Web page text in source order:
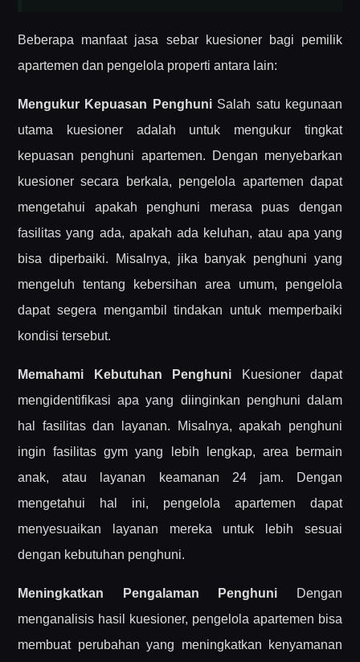
Beberapa manfaat jasa sebar kuesioner bagi pemilik
apartemen dan pengelola properti antara lain:
Mengukur Kepuasan PenghuniSalah satu kegunaan
utama kuesioner adalah untuk mengukur tingkat
kepuasan penghuni apartemen. Dengan menyebarkan
kuesioner secara berkala, pengelola apartemen dapat
mengetahui apakah penghuni merasa puas dengan
fasilitas yang ada, apakah ada keluhan, atau apa yang
bisa diperbaiki. Misalnya, jika banyak penghuni yang
mengeluh tentang kebersihan area umum, pengelola
dapat segera mengambil tindakan untuk memperbaiki
kondisi tersebut.
Memahami Kebutuhan Penghuni Kuesioner dapat
mengidentifikasi apa yang diinginkan penghuni dalam
hal fasilitas dan layanan. Misalnya, apakah penghuni
ingin fasilitas gym yang lebih lengkap, area bermain
anak, atau layanan keamanan 24 jam. Dengan
mengetahui hal ini, pengelola apartemen dapat
menyesuaikan layanan mereka untuk lebih sesuai
dengan kebutuhan penghuni.
Meningkatkan Pengalaman Penghuni Dengan
menganalisis hasil kuesioner, pengelola apartemen bisa
membuat perubahan yang meningkatkan kenyamanan